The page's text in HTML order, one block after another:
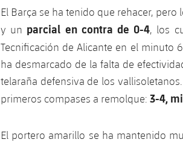
El Barça se ha tenido que rehacer,
y un parcial en contra de 0-4, los
Tecnificación de Alicante en el minuto
ha desmarcado de la falta de
telaraña defensiva de los
primeros compases a remolque: 3-4,
El portero amarillo se ha mantenido